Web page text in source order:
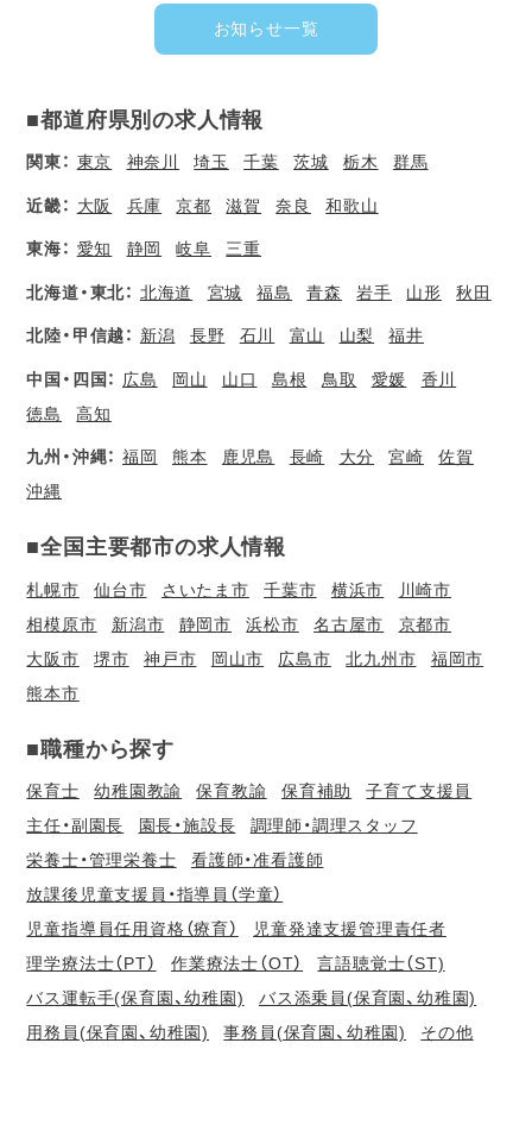
お知らせ一覧
■都道府県別の求人情報
関東： 東京 神奈川 埼玉 千葉 茨城 栃木 群馬
近畿： 大阪 兵庫 京都 滋賀 奈良 和歌山
東海： 愛知 静岡 岐阜 三重
北海道・東北： 北海道 宮城 福島 青森 岩手 山形 秋田
北陸・甲信越： 新潟 長野 石川 富山 山梨 福井
中国・四国： 広島 岡山 山口 島根 鳥取 愛媛
香川
徳島
高知
九州・沖縄： 福岡 熊本 鹿児島 長崎 大分 宮崎
佐賀
沖縄
■全国主要都市の求人情報
札幌市 仙台市 さいたま市 千葉市 横浜市
川崎市
相模原市
新潟市 静岡市 浜松市 名古屋市
京都市
大阪市
堺市 神戸市 岡山市 広島市 北九州市
福岡市
熊本市
■職種から探す
保育士 幼稚園教諭 保育教諭 保育補助
子育て支援員
主任・副園長
園長・施設長
調理師・調理スタッフ
栄養士・管理栄養士
看護師・准看護師
放課後児童支援員・指導員（学童）
児童指導員任用資格（療育）
児童発達支援管理責任者
理学療法士（PT）
作業療法士（OT）
言語聴覚士（ST)
バス運転手(保育園、幼稚園)
バス添乗員(保育園、幼稚園)
用務員(保育園、幼稚園)
事務員(保育園、幼稚園) その他